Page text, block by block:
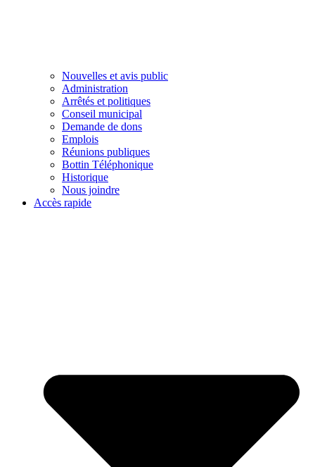
Nouvelles et avis public
Administration
Arrêtés et politiques
Conseil municipal
Demande de dons
Emplois
Réunions publiques
Bottin Téléphonique
Historique
Nous joindre
Accès rapide